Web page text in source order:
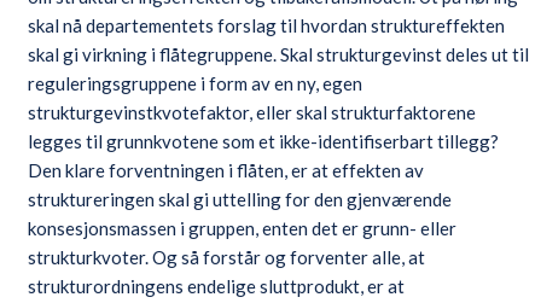
skal nå departementets forslag til hvordan struktureffekten
skal gi virkning i flåtegruppene. Skal strukturgevinst deles ut til
reguleringsgruppene i form av en ny, egen
strukturgevinstkvotefaktor, eller skal strukturfaktorene
legges til grunnkvotene som et ikke-identifiserbart tillegg?
Den klare forventningen i flåten, er at effekten av
struktureringen skal gi uttelling for den gjenværende
konsesjonsmassen i gruppen, enten det er grunn- eller
strukturkvoter. Og så forstår og forventer alle, at
strukturordningens endelige sluttprodukt, er at